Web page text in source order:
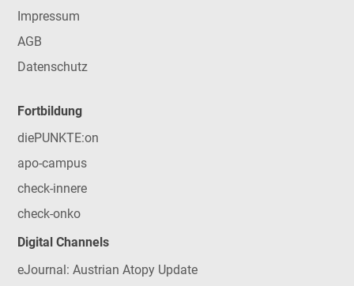
Impressum
AGB
Datenschutz
Fortbildung
diePUNKTE:on
apo-campus
check-innere
check-onko
Digital Channels
eJournal: Austrian Atopy Update